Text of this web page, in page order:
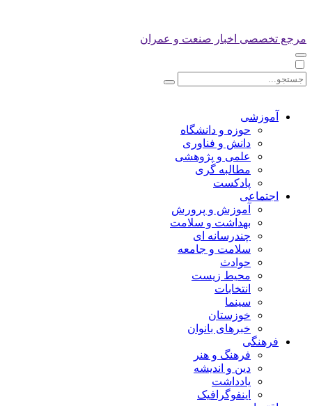
مرجع تخصصی اخبار صنعت و عمران
آموزشی
حوزه و دانشگاه
دانش و فناوری
علمی و پژوهشی
مطالبه گری
پادکست
اجتماعی
آموزش و پرورش
بهداشت و سلامت
چندرسانه ای
سلامت و جامعه
حوادث
محیط زیست
انتخابات
سینما
خوزستان
خبرهای بانوان
فرهنگی
فرهنگ و هنر
دین و اندیشه
یادداشت
اینفوگرافیک